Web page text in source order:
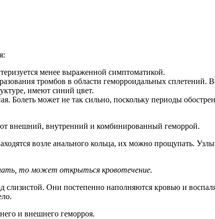
менее выраженной симптоматикой.
тромбов в области геморроидальных
имеют синий цвет.
Болеть может не так сильно, поскольку периоды
внешний, внутренний и комбинированный геморрой.
возле анального кольца, их можно прощупать.
то может открыться кровотечение.
слизистой. Они постепенно наполняются кровью и
и внешнего геморроя.